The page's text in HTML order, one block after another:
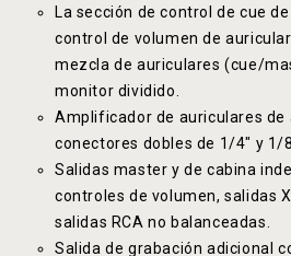
La sección de control de cue
control de volumen de
mezcla de auriculares (cue/
monitor dividido.
Amplificador de auriculares de
conectores dobles de 1/4″ y 1/
Salidas master y de cabina
controles de volumen, salidas
salidas RCA no balanceadas.
Salida de grabación adicional